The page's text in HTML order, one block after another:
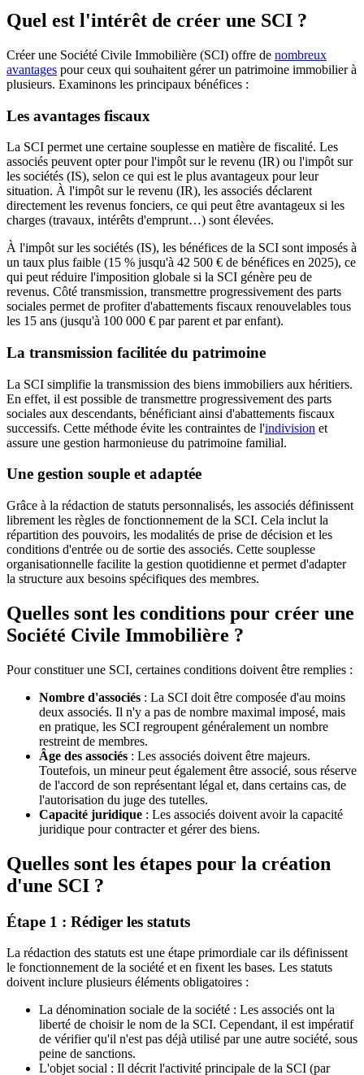
Quel est l'intérêt de créer une SCI ?
Créer une Société Civile Immobilière (SCI) offre de nombreux
avantages pour ceux qui souhaitent gérer un patrimoine immobilier à
plusieurs. Examinons les principaux bénéfices :​
Les avantages fiscaux
La SCI permet une certaine souplesse en matière de fiscalité. Les
associés peuvent opter pour l'impôt sur le revenu (IR) ou l'impôt sur
les sociétés (IS), selon ce qui est le plus avantageux pour leur
situation. À l'impôt sur le revenu (IR), les associés déclarent
directement les revenus fonciers, ce qui peut être avantageux si les
charges (travaux, intérêts d'emprunt…) sont élevées.
À l'impôt sur les sociétés (IS), les bénéfices de la SCI sont imposés à
un taux plus faible (15 % jusqu'à 42 500 € de bénéfices en 2025), ce
qui peut réduire l'imposition globale si la SCI génère peu de
revenus. Côté transmission, transmettre progressivement des parts
sociales permet de profiter d'abattements fiscaux renouvelables tous
les 15 ans (jusqu'à 100 000 € par parent et par enfant).
La transmission facilitée du patrimoine
La SCI simplifie la transmission des biens immobiliers aux héritiers.
En effet, il est possible de transmettre progressivement des parts
sociales aux descendants, bénéficiant ainsi d'abattements fiscaux
successifs. Cette méthode évite les contraintes de l'indivision et
assure une gestion harmonieuse du patrimoine familial.​
Une gestion souple et adaptée
Grâce à la rédaction de statuts personnalisés, les associés définissent
librement les règles de fonctionnement de la SCI. Cela inclut la
répartition des pouvoirs, les modalités de prise de décision et les
conditions d'entrée ou de sortie des associés. Cette souplesse
organisationnelle facilite la gestion quotidienne et permet d'adapter
la structure aux besoins spécifiques des membres.
Quelles sont les conditions pour créer une
Société Civile Immobilière ?
Pour constituer une SCI, certaines conditions doivent être remplies :​
Nombre d'associés : La SCI doit être composée d'au moins
deux associés. Il n'y a pas de nombre maximal imposé, mais
en pratique, les SCI regroupent généralement un nombre
restreint de membres.​
Âge des associés : Les associés doivent être majeurs.
Toutefois, un mineur peut également être associé, sous réserve
de l'accord de son représentant légal et, dans certains cas, de
l'autorisation du juge des tutelles.​
Capacité juridique : Les associés doivent avoir la capacité
juridique pour contracter et gérer des biens.
Quelles sont les étapes pour la création
d'une SCI ?
Étape 1 : Rédiger les statuts
La rédaction des statuts est une étape primordiale car ils définissent
le fonctionnement de la société et en fixent les bases. Les statuts
doivent inclure plusieurs éléments obligatoires :
La dénomination sociale de la société : Les associés ont la
liberté de choisir le nom de la SCI. Cependant, il est impératif
de vérifier qu'il n'est pas déjà utilisé par une autre société, sous
peine de sanctions.
L'objet social : Il décrit l'activité principale de la SCI (par